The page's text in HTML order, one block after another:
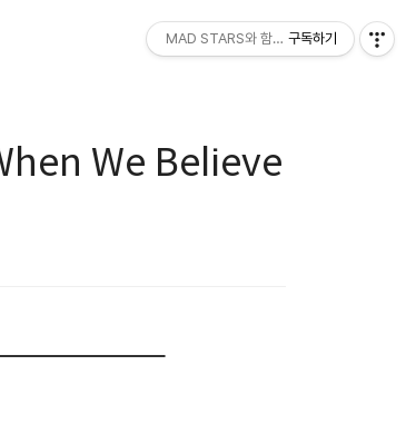
We Believe
MAD STARS와 함께하세요!
구독하기